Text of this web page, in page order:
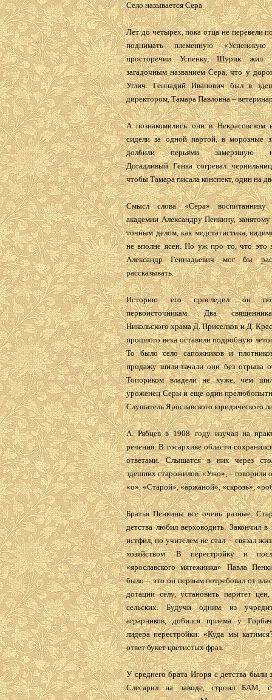
Село называется Сера
Лет до четырех, пока отца не перевели
поднимать племенную
просторечии Успенку, Шурик
загадочным названием Сера, что у
Углич. Геннадий Иванович был в
директором, Тамара Павловна –
А познакомились они в Некрасовском
сидели за одной партой, в морозные
долбили перьями замерзшую
Догадливый Генка согревал
чтобы Тамара писала конспект, один на
Смысл слова «Сера» воспитаннику
академии Александру Пенкину,
точным делом, как медстатистика,
не вполне ясен. Но уж про то, что это
Александр Геннадьевич мог бы
рассказывать.
Историю его проследил он
первоисточникам. Два
Никольского храма Д. Приселков и Д.
прошлого века оставили подробную
То было село сапожников и
продажу шили-тачали они без отрыва
Топориком владели не хуже, чем
уроженец Серы и еще один
Слушатель Ярославского юридического
А. Рябцев в 1908 году изучал на
речения. В госархиве области
ответами. Слышатся в них через
здешних старожилов. «Ужо», – говорили
«о». «Старой», «аржаной», «скрозь»,
Братья Пенкины все очень разные.
детства любил верховодить. Закончил в
истфил, но учителем не стал – связал
хозяйством. В перестройку и
«ярославского мятежника» Павла
было – это он первым потребовал от
дотации селу, установить паритет
сель­ских. Будучи одним из
аграрников, добился приема у
лидера перестройки: «Куда мы
ответ букет цветистых фраз.
У среднего брата Игоря с детства были
Слесарил на заводе, строил БАМ,